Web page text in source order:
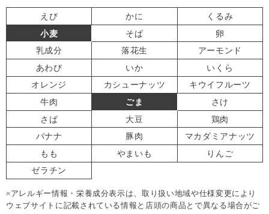
えび かに
くるみ
小麦
そば
卵
乳成分
落花生
アーモンド
あわび
いか
いくら
オレンジ
カシューナッツ
キウイフルーツ
牛肉
ごま
さけ
さば
大豆
鶏肉
バナナ
豚肉
マカダミアナッツ
もも
やまいも
りんご
ゼラチン
※アレルギー情報・栄養成分表示は、取り扱い地域や仕様変更により
ウェブサイトに記載されている情報と店頭の商品とで異なる場合がご